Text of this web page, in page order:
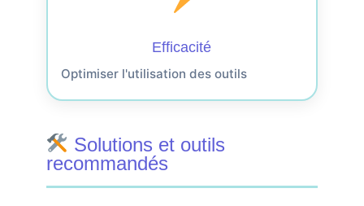
Efficacité
Optimiser l'utilisation des outils
Solutions et outils
recommandés